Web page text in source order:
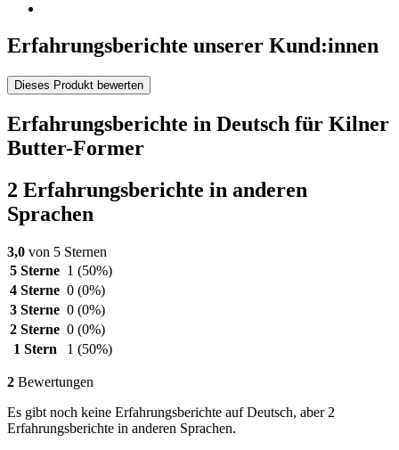
Erfahrungsberichte unserer Kund:innen
Dieses Produkt bewerten
Erfahrungsberichte in Deutsch für Kilner
Butter-Former
2 Erfahrungsberichte in anderen
Sprachen
3,0 von 5 Sternen
5 Sterne 1 (50%)
4 Sterne 0 (0%)
3 Sterne 0 (0%)
2 Sterne 0 (0%)
1 Stern
1 (50%)
2 Bewertungen
Es gibt noch keine Erfahrungsberichte auf Deutsch, aber 2
Erfahrungsberichte in anderen Sprachen.